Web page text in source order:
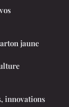
jaune
innovations